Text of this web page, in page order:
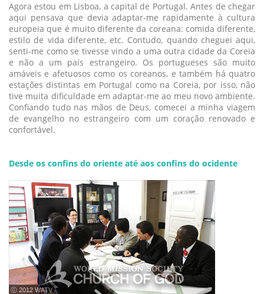
Agora estou em Lisboa, a capital de Portugal. Antes de chegar
aqui pensava que devia adaptar-me rapidamente à cultura
europeia que é muito diferente da coreana: comida diferente,
estilo de vida diferente, etc. Contudo, quando cheguei aqui,
senti-me como se tivesse vindo a uma outra cidade da Coreia
e não a um país estrangeiro. Os portugueses são muito
amáveis e afetuosos como os coreanos, e também há quatro
estações distintas em Portugal como na Coreia, por isso, não
tive muita dificuldade em adaptar-me ao meu novo ambiente.
Confiando tudo nas mãos de Deus, comecei a minha viagem
de evangelho no estrangeiro com um coração renovado e
confortável.
Desde os confins do oriente até aos confins do ocidente
ⓒ 2012 WATV